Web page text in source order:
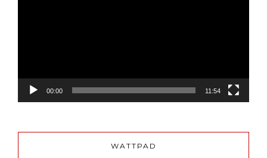
00:00 11:54
WATTPAD